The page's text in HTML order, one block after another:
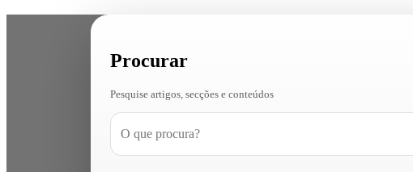
Procurar
Pesquise artigos, secções e conteúdos